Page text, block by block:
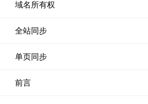
域名所有权
全站同步
单页同步
前言